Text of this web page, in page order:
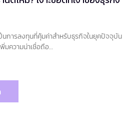
การลงทุนที่คุ้มค่าสำหรับธุรกิจในยุคปัจจุบัน
มความน่าเชื่อถือ…